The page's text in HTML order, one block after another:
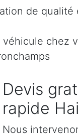
de
chez
Devis
rapide
Nous